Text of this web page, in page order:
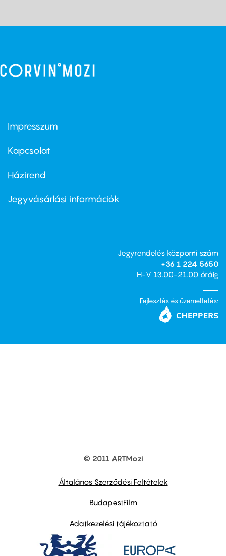
Footer
first
Impresszum
Kapcsolat
Footer
second
Házirend
Jegyvásárlási információk
Jegyrendelés központi szám
+36 1 224 5650
H-V 13.00-21.00 óráig
Fejlesztés és üzemeltetés:
© 2011 ARTMozi
Általános Szerződési Feltételek
BudapestFilm
Adatkezelési tájékoztató